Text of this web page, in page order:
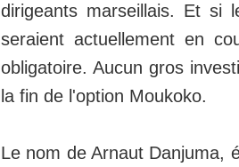
dirigeants marseillais. Et si
seraient actuellement en
obligatoire. Aucun gros
la fin de l'option Moukoko.
Le nom de Arnaut Danjuma,